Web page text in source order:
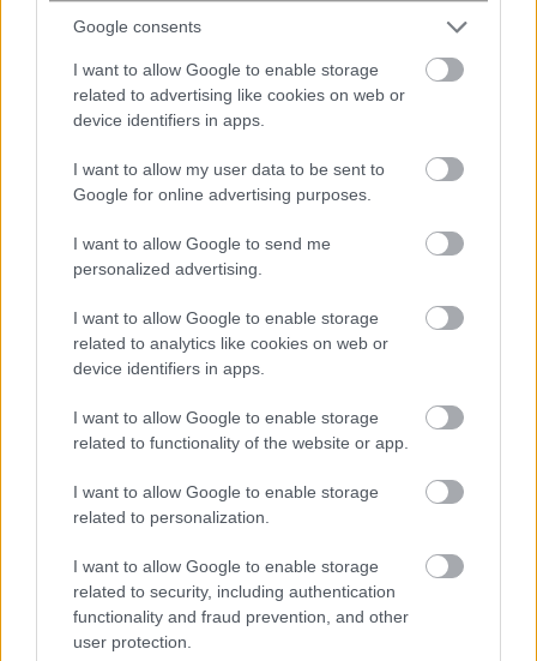
Google consents
I want to allow Google to enable storage
related to advertising like cookies on web or
device identifiers in apps.
I want to allow my user data to be sent to
Google for online advertising purposes.
I want to allow Google to send me
personalized advertising.
I want to allow Google to enable storage
related to analytics like cookies on web or
device identifiers in apps.
I want to allow Google to enable storage
related to functionality of the website or app.
I want to allow Google to enable storage
related to personalization.
I want to allow Google to enable storage
related to security, including authentication
functionality and fraud prevention, and other
user protection.
Η θερμοκρασία θα σημειώσει μικρή άνοδο στα
δυτικά.
ΠΡΟΓΝΩΣΗ ΓΙΑ ΤΗΝ ΚΥΡΙΑΚΗ 24-05-2026
Στα ανατολικά κατά τόπους αυξημένες νεφώσεις
με τοπικές βροχές ή όμβρους και το μεσημέρι-
απόγευμα μεμονωμένες καταιγίδες στα
ηπειρωτικά.
νεφώσεις πρόσκαιρα αυξημένες κυρίως στα
ηπειρωτικά το μεσημέρι – απόγευμα, οπότε θα
πιθανώς μεμονωμένες καταιγίδες.
Οι άνεμοι θα πνέουν από βόρειες διευθύνσεις 3
με 4 και στο Αιγαίο 5 με 6 μποφόρ.
Η θερμοκρασία δεν θα σημειώσει αξιόλογη